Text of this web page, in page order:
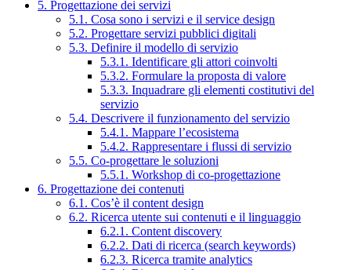
5. Progettazione dei servizi
5.1. Cosa sono i servizi e il service design
5.2. Progettare servizi pubblici digitali
5.3. Definire il modello di servizio
5.3.1. Identificare gli attori coinvolti
5.3.2. Formulare la proposta di valore
5.3.3. Inquadrare gli elementi costitutivi del
servizio
5.4. Descrivere il funzionamento del servizio
5.4.1. Mappare l’ecosistema
5.4.2. Rappresentare i flussi di servizio
5.5. Co-progettare le soluzioni
5.5.1. Workshop di co-progettazione
6. Progettazione dei contenuti
6.1. Cos’è il content design
6.2. Ricerca utente sui contenuti e il linguaggio
6.2.1. Content discovery
6.2.2. Dati di ricerca (search keywords)
6.2.3. Ricerca tramite analytics